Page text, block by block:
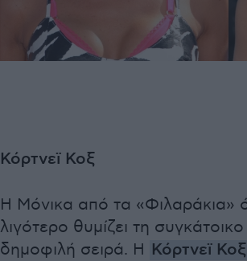
Κόρτνεϊ Κοξ
Η Μόνικα από τα «Φιλαράκια»
λιγότερο θυμίζει τη
δημοφιλή σειρά. Η Κόρτνεϊ Κοξ